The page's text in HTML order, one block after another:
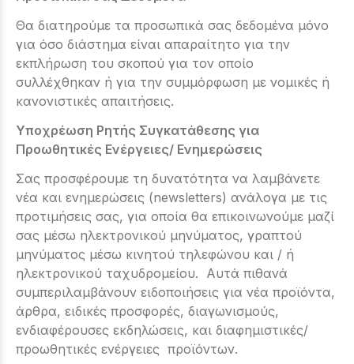
Θα διατηρούμε τα προσωπικά σας δεδομένα μόνο
για όσο διάστημα είναι απαραίτητο για την
εκπλήρωση του σκοπού για τον οποίο
συλλέχθηκαν ή για την συμμόρφωση με νομικές ή
κανονιστικές απαιτήσεις.
Υποχρέωση Ρητής Συγκατάθεσης για
Προωθητικές Ενέργειες/ Ενημερώσεις
Σας προσφέρουμε τη δυνατότητα να λαμβάνετε
νέα και ενημερώσεις (newsletters) ανάλογα με τις
προτιμήσεις σας, για οποία θα επικοινωνούμε μαζί
σας μέσω ηλεκτρονικού μηνύματος, γραπτού
μηνύματος μέσω κινητού τηλεφώνου και / ή
ηλεκτρονικού ταχυδρομείου. Αυτά πιθανά
συμπεριλαμβάνουν ειδοποιήσεις για νέα προϊόντα,
άρθρα, ειδικές προσφορές, διαγωνισμούς,
ενδιαφέρουσες εκδηλώσεις, και διαφημιστικές/
προωθητικές ενέργειες προϊόντων.